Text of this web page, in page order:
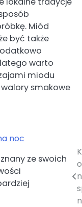
Miód
być także
warto
miodu
smakowe
noc
ze swoich